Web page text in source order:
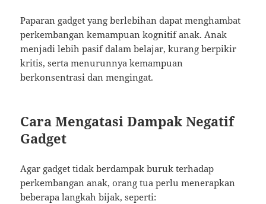
Paparan gadget yang berlebihan dapat menghambat
perkembangan kemampuan kognitif anak. Anak
menjadi lebih pasif dalam belajar, kurang berpikir
kritis, serta menurunnya kemampuan
berkonsentrasi dan mengingat.
Cara Mengatasi Dampak Negatif
Gadget
Agar gadget tidak berdampak buruk terhadap
perkembangan anak, orang tua perlu menerapkan
beberapa langkah bijak, seperti: